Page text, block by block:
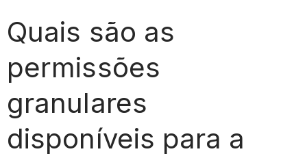
Quais são as
permissões
granulares
disponíveis para a